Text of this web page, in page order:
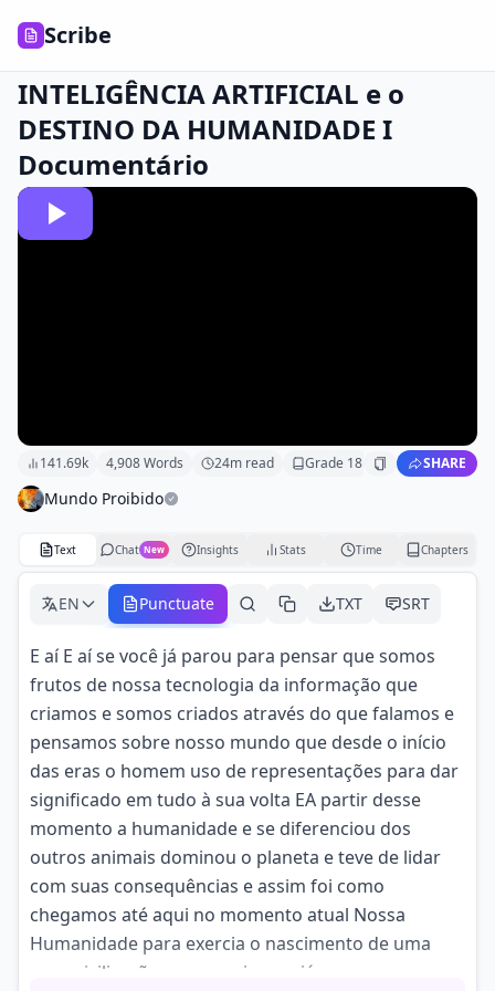
Scribe
INTELIGÊNCIA ARTIFICIAL e o
DESTINO DA HUMANIDADE I
Documentário
141.69k 4,908Words 24m read Grade 18 SHARE
Mundo Proibido
Text Chat New Insights Stats Time Chapters
EN Punctuate TXT SRT
E aí E aí se você já parou para pensar que somos
frutos de nossa tecnologia da informação que
criamos e somos criados através do que falamos e
pensamos sobre nosso mundo que desde o início
das eras o homem uso de representações para dar
significado em tudo à sua volta EA partir desse
momento a humanidade e se diferenciou dos
outros animais dominou o planeta e teve de lidar
com suas consequências e assim foi como
chegamos até aqui no momento atual Nossa
Humanidade para exercia o nascimento de uma
nova civilização nossas crianças já nascem